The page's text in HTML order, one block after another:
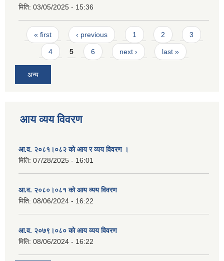
मिति: 03/05/2025 - 15:36
Pages
« first ‹ previous 1 2 3
4 5 6 next › last »
अन्य
आय व्यय विवरण
आ.व. २०८१।०८२ को आय र व्यय विवरण ।
मिति: 07/28/2025 - 16:01
आ.व. २०८०।०८१ को आय व्यय विवरण
मिति: 08/06/2024 - 16:22
आ.व. २०७९।०८० को आय व्यय विवरण
मिति: 08/06/2024 - 16:22